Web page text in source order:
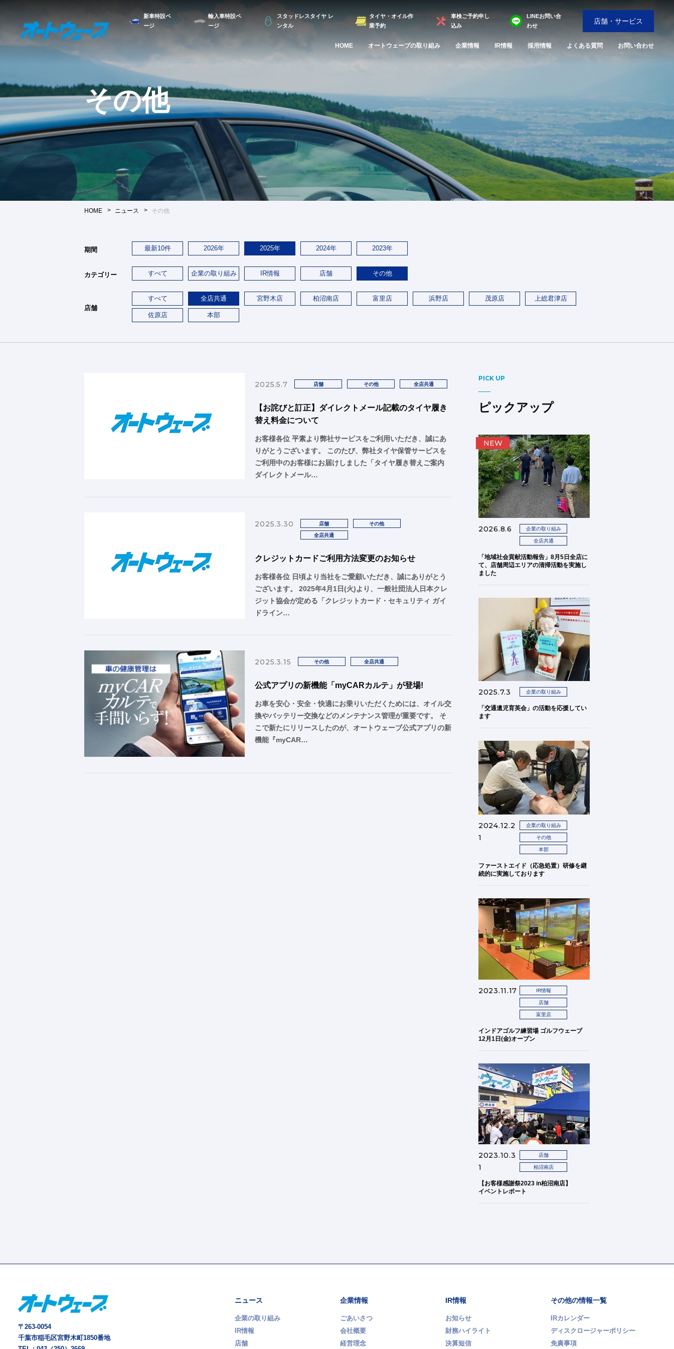
新車特設ペ
ージ
輸入車特設ペ
ージ
スタッドレスタイヤ レ
ンタル
タイヤ・オイル作
業予約
車検ご予約申し
込み
LINEお問い合
わせ
店舗・サービス
HOME オートウェーブの取り組み 企業情報 IR情報 採用情報 よくある質問 お問い合わせ
その他
HOME ニュース その他
期間 最新10件 2026年 2025年 2024年 2023年
カテゴリー すべて 企業の取り組み IR情報 店舗 その他
店舗
すべて 全店共通 宮野木店 柏沼南店 富里店 浜野店 茂原店 上総君津店
佐原店 本部
2025.5.7 店舗 その他 全店共通
【お詫びと訂正】ダイレクトメール記載のタイヤ履き
替え料金について
お客様各位 平素より弊社サービスをご利用いただき、誠にあ
りがとうございます。 このたび、弊社タイヤ保管サービスを
ご利用中のお客様にお届けしました「タイヤ履き替えご案内
ダイレクトメール…
2025.3.30 店舗 その他
全店共通
クレジットカードご利用方法変更のお知らせ
お客様各位 日頃より当社をご愛顧いただき、誠にありがとう
ございます。 2025年4月1日(火)より、一般社団法人日本クレ
ジット協会が定める「クレジットカード・セキュリティ ガイ
ドライン…
2025.3.15 その他 全店共通
公式アプリの新機能「myCARカルテ」が登場!
お車を安心・安全・快適にお乗りいただくためには、オイル交
換やバッテリー交換などのメンテナンス管理が重要です。 そ
こで新たにリリースしたのが、オートウェーブ公式アプリの新
機能『myCAR…
PICK UP
ピックアップ
2026.8.6 企業の取り組み
全店共通
「地域社会貢献活動報告」8月5日全店に
て、店舗周辺エリアの清掃活動を実施し
ました
NEW
2025.7.3 企業の取り組み
「交通遺児育英会」の活動を応援してい
ます
2024.12.2
1
企業の取り組み
その他
本部
ファーストエイド（応急処置）研修を継
続的に実施しております
2023.11.17 IR情報
店舗
富里店
インドアゴルフ練習場 ゴルフウェーブ
12月1日(金)オープン
2023.10.3
1
店舗
柏沼南店
【お客様感謝祭2023 in柏沼南店】
イベントレポート
〒263-0054
千葉市稲毛区宮野木町1850番地
ニュース
企業の取り組み
IR情報
店舗
企業情報
ごあいさつ
会社概要
経営理念
IR情報
お知らせ
財務ハイライト
決算短信
その他の情報一覧
IRカレンダー
ディスクロージャーポリシー
免責事項